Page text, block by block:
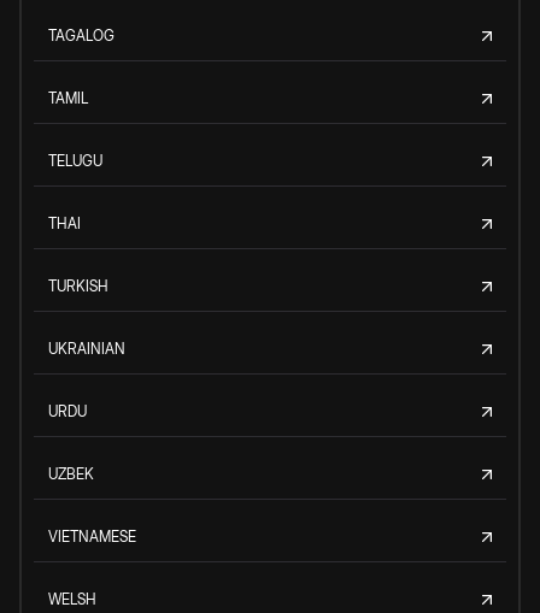
TAGALOG
TAMIL
TELUGU
THAI
TURKISH
UKRAINIAN
URDU
UZBEK
VIETNAMESE
WELSH